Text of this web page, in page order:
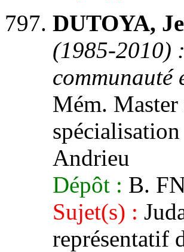
DUTOYA,
(1985-2010)
communauté
Mém.
Andrieu
Dépôt : B.
Sujet(s) :
représentatif